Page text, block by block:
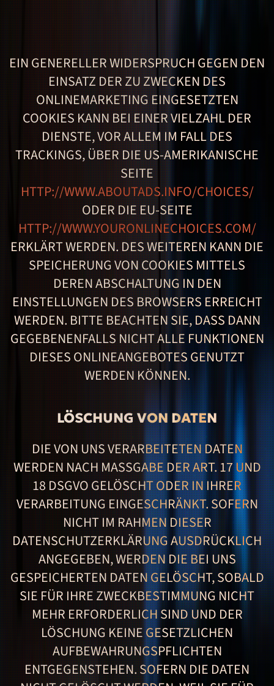
EIN GENERELLER WIDERSPRUCH GEGEN DEN
EINSATZ DER ZU ZWECKEN DES
ONLINEMARKETING EINGESETZTEN
COOKIES KANN BEI EINER VIELZAHL DER
DIENSTE, VOR ALLEM IM FALL DES
TRACKINGS, ÜBER DIE US-AMERIKANISCHE
SEITE
HTTP://WWW.ABOUTADS.INFO/CHOICES/
ODER DIE EU-SEITE
HTTP://WWW.YOURONLINECHOICES.COM/
ERKLÄRT WERDEN. DES WEITEREN KANN DIE
SPEICHERUNG VON COOKIES MITTELS
DEREN ABSCHALTUNG IN DEN
EINSTELLUNGEN DES BROWSERS ERREICHT
WERDEN. BITTE BEACHTEN SIE, DASS DANN
GEGEBENENFALLS NICHT ALLE FUNKTIONEN
DIESES ONLINEANGEBOTES GENUTZT
WERDEN KÖNNEN.
LÖSCHUNG VON DATEN
DIE VON UNS VERARBEITETEN DATEN
WERDEN NACH MASSGABE DER ART. 17 UND 1
8 DSGVO GELÖSCHT ODER IN IHRER V
ERARBEITUNG EINGESCHRÄNKT. SOFERN N
ICHT IM RAHMEN DIESER D
ATENSCHUTZERKLÄRUNG AUSDRÜCKLICH A
NGEGEBEN, WERDEN DIE BEI UNS G
ESPEICHERTEN DATEN GELÖSCHT, SOBALD S
IE FÜR IHRE ZWECKBESTIMMUNG NICHT M
EHR ERFORDERLICH SIND UND DER L
ÖSCHUNG KEINE GESETZLICHEN A
UFBEWAHRUNGSPFLICHTEN E
NTGEGENSTEHEN. SOFERN DIE DATEN N